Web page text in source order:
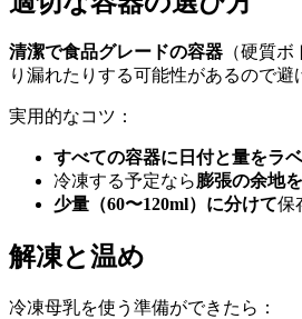
清潔で食品グレードの容器 （硬質
り漏れたりする可能性があるので避
実用的なコツ：
すべての容器に日付と量をラ
冷凍する予定なら膨張の余地
少量（60〜120ml）に分けて保
解凍と温め
冷凍母乳を使う準備ができたら：